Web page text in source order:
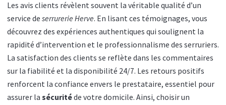
Les avis clients révèlent souvent la véritable qualité d’un
service de serrurerie Herve. En lisant ces témoignages, vous
découvrez des expériences authentiques qui soulignent la
rapidité d’intervention et le professionnalisme des serruriers.
La satisfaction des clients se reflète dans les commentaires
sur la fiabilité et la disponibilité 24/7. Les retours positifs
renforcent la confiance envers le prestataire, essentiel pour
assurer la sécuritéde votre domicile. Ainsi, choisir un